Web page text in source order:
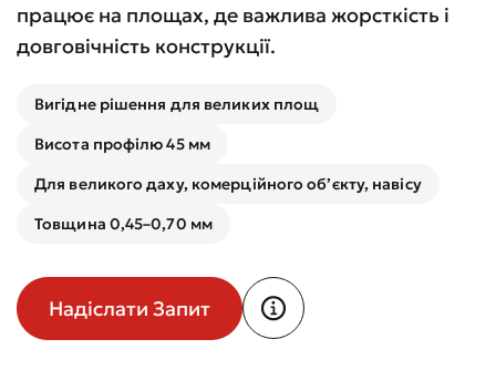
працює на площах, де важлива жорсткість і
довговічність конструкції.
Вигідне рішення для великих площ
Висота профілю 45 мм
Для великого даху, комерційного об’єкту, навісу
Товщина 0,45–0,70 мм
Надіслати Запит